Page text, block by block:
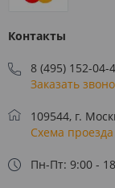
Контакты
8 (495) 152-04-
Заказать
109544, г.
Схема проезда
Пн-Пт: 9:00 -